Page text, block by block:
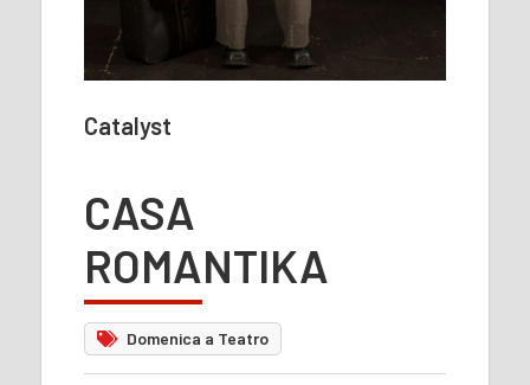
Catalyst
CASA
ROMANTIKA
Domenica a Teatro